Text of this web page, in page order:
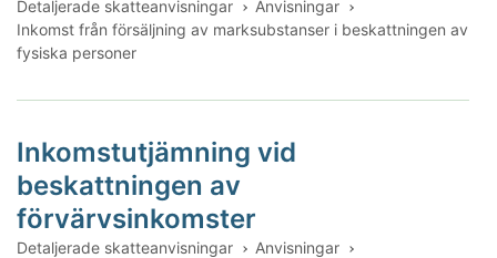
Detaljerade skatteanvisningar
Anvisningar
Inkomst från försäljning av marksubstanser i beskattningen av
fysiska personer
Inkomstutjämning vid
beskattningen av
förvärvsinkomster
Detaljerade skatteanvisningar
Anvisningar